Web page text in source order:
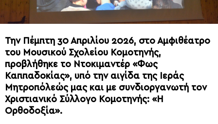
Την Πέμπτη 30 Απριλίου 2026, στο Αμφιθέατρο
του Μουσικού Σχολείου Κομοτηνής,
προβλήθηκε το Ντοκιμαντέρ «Φως
Καππαδοκίας», υπό την αιγίδα της Ιεράς
Μητροπόλεώς μας και με συνδιοργανωτή τον
Χριστιανικό Σύλλογο Κομοτηνής: «Η
Ορθοδοξία».